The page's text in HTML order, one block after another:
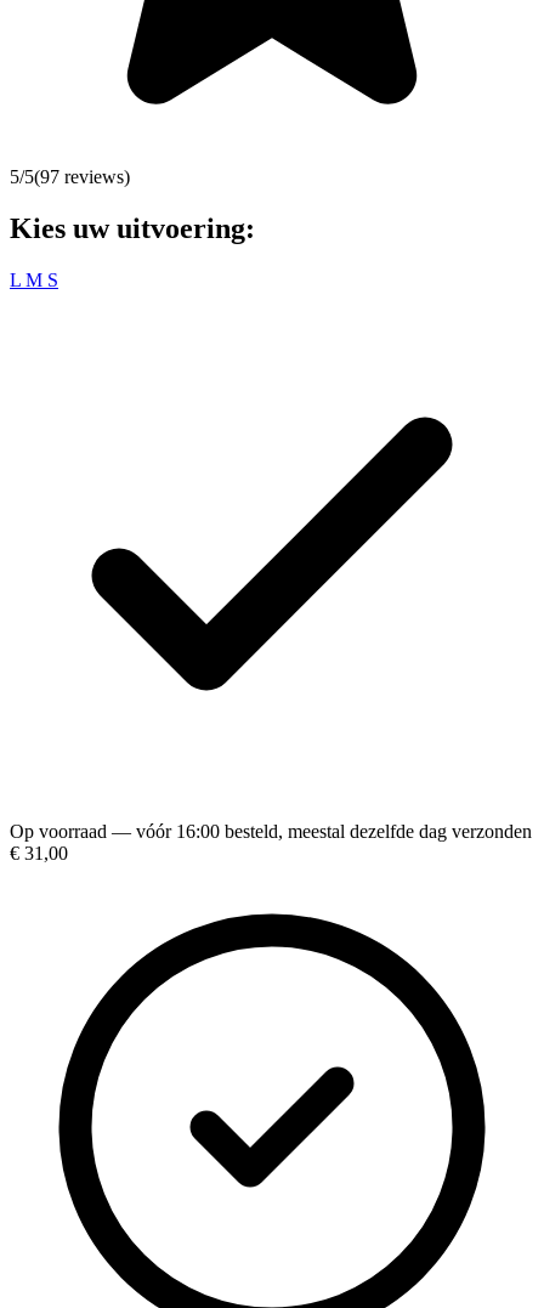
5/5(97 reviews)
Kies uw uitvoering:
L M S
Op voorraad — vóór 16:00 besteld, meestal dezelfde dag verzonden
€ 31,00